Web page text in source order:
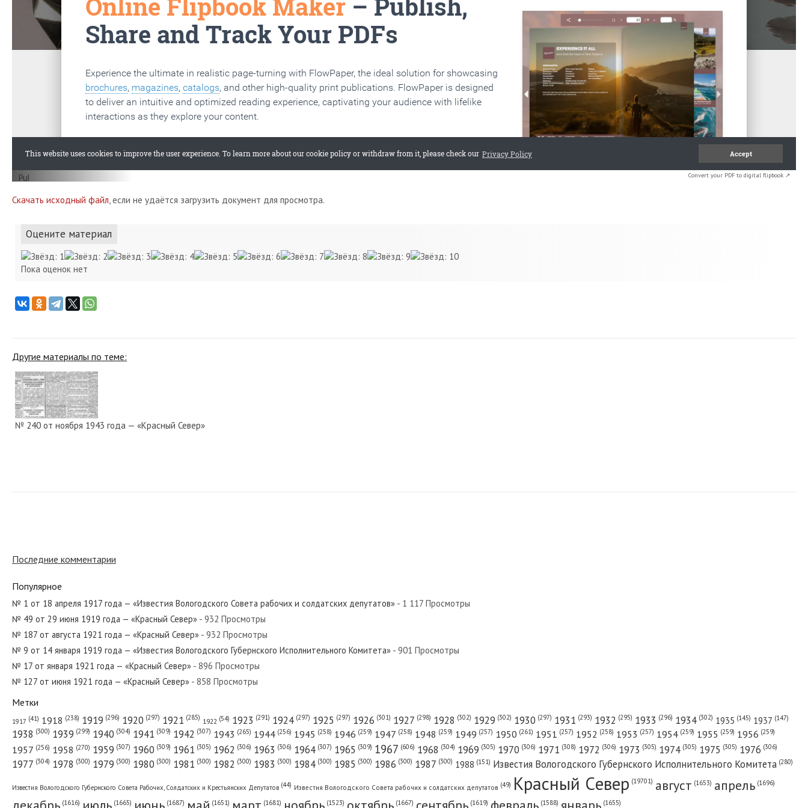
Convert your PDF to digital flipbook ↗
Скачать исходный файл, если не удаётся загрузить документ для просмотра.
Оцените материал
Пока оценок нет
Другие материалы по теме:
№ 240 от ноября 1943 года — «Красный Север»
№ 158 от июля 1981 года — «Красный Север»
№ 237 от октября 1923 года — «Красный Север»
№ 5 от января 1928 года — «Красный Север»
Последние комментарии
Популярное
№ 1 от 18 апреля 1917 года — «Известия Вологодского Совета рабочих и солдатских депутатов» - 1 117 Просмотры
№ 49 от 29 июня 1919 года — «Красный Север» - 932 Просмотры
№ 187 от августа 1921 года — «Красный Север» - 932 Просмотры
№ 9 от 14 января 1919 года — «Известия Вологодского Губернского Исполнительного Комитета» - 901 Просмотры
№ 17 от января 1921 года — «Красный Север» - 896 Просмотры
№ 127 от июня 1921 года — «Красный Север» - 858 Просмотры
Метки
1917 (41) 1918 (238) 1919 (296) 1920 (297) 1921 (285) 1922 (54) 1923 (291) 1924 (297) 1925 (297) 1926 (301) 1927 (298) 1928 (302) 1929 (302) 1930 (297) 1931 (293) 1932 (295) 1933 (296) 1934 (302) 1935 (145) 1937 (147)
1938 (300) 1939 (299) 1940 (304) 1941 (309) 1942 (307) 1943 (265) 1944 (256) 1945 (258) 1946 (259) 1947 (258) 1948 (259) 1949 (257) 1950 (261) 1951 (257) 1952 (258) 1953 (257) 1954 (259) 1955 (259) 1956 (259)
1957 (256) 1958 (270) 1959 (307) 1960 (309) 1961 (305) 1962 (306) 1963 (306) 1964 (307) 1965 (309) 1967 (606) 1968 (304) 1969 (305) 1970 (306) 1971 (308) 1972 (306) 1973 (305) 1974 (305) 1975 (305) 1976 (306)
1977 (304) 1978 (300) 1979 (300) 1980 (300) 1981 (300) 1982 (300) 1983 (300) 1984 (300) 1985 (300) 1986 (300) 1987 (300) 1988 (151) Известия Вологодского Губернского Исполнительного Комитета (280)
Известия Вологодского Губернского Совета Рабочих, Солдатских и Крестьянских Депутатов (44) Известия Вологодского Совета рабочих и солдатских депутатов (49) Красный Cевер (19701) август (1653) апрель (1696)
(1616) (1665) (1687) (1651) (1681) (1523) (1667) (1619) (1588) (1655)